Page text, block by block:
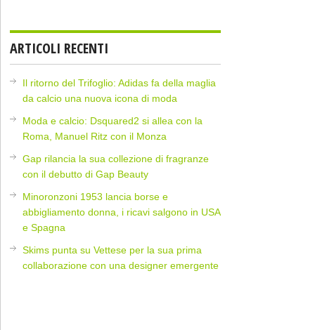
ARTICOLI RECENTI
Il ritorno del Trifoglio: Adidas fa della maglia
da calcio una nuova icona di moda
Moda e calcio: Dsquared2 si allea con la
Roma, Manuel Ritz con il Monza
Gap rilancia la sua collezione di fragranze
con il debutto di Gap Beauty
Minoronzoni 1953 lancia borse e
abbigliamento donna, i ricavi salgono in USA
e Spagna
Skims punta su Vettese per la sua prima
collaborazione con una designer emergente